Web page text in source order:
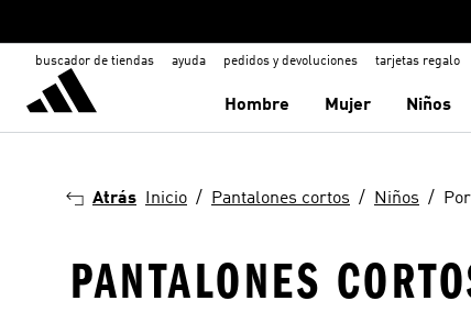
buscador de tiendas ayuda pedidos y devoluciones tarjetas regalo
Hombre Mujer Niños
Atrás Inicio Pantalones cortos Niños
PANTALONES